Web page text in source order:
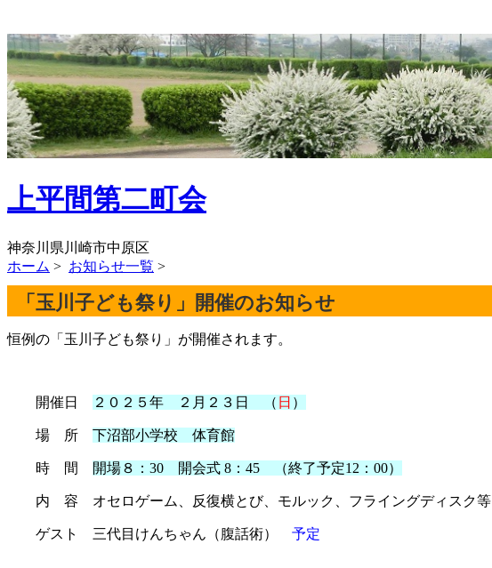
上平間第二町会
神奈川県川崎市中原区
ホーム > お知らせ一覧 >
「玉川子ども祭り」開催のお知らせ
恒例の「玉川子ども祭り」が開催されます。
開催日 ２０２５年 ２月２３日 （ 日 ）
場 所 下沼部小学校 体育館
時 間 開場８：30 開会式 8：45 （終了予定12：00）
内 容 オセロゲーム、反復横とび、モルック、フライングディスク等
ゲスト 三代目けんちゃん（腹話術） 予定